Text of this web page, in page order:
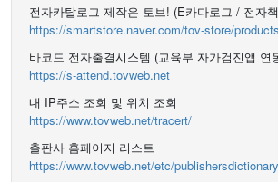
전자카탈로그 제작은 토브! (E카다로그 / 전자
https://smartstore.naver.com/tov-store/
바코드 전자출결시스템 (교육부 자가검진앱 연
https://s-attend.tovweb.net
내 IP주소 조회 및 위치 조회
https://www.tovweb.net/tracert/
출판사 홈페이지 리스트
https://www.tovweb.net/etc/